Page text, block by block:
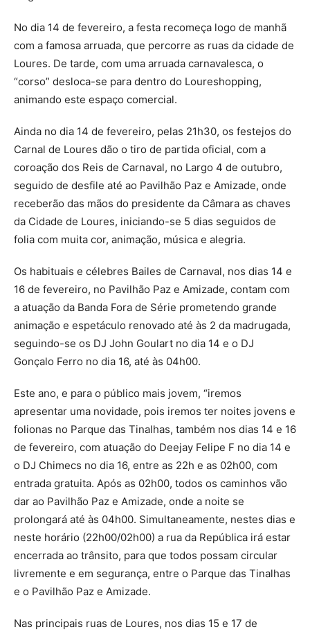
No dia 14 de fevereiro, a festa recomeça logo de manhã
com a famosa arruada, que percorre as ruas da cidade de
Loures. De tarde, com uma arruada carnavalesca, o
“corso” desloca-se para dentro do Loureshopping,
animando este espaço comercial.
Ainda no dia 14 de fevereiro, pelas 21h30, os festejos do
Carnal de Loures dão o tiro de partida oficial, com a
coroação dos Reis de Carnaval, no Largo 4 de outubro,
seguido de desfile até ao Pavilhão Paz e Amizade, onde
receberão das mãos do presidente da Câmara as chaves
da Cidade de Loures, iniciando-se 5 dias seguidos de
folia com muita cor, animação, música e alegria.
Os habituais e célebres Bailes de Carnaval, nos dias 14 e
16 de fevereiro, no Pavilhão Paz e Amizade, contam com
a atuação da Banda Fora de Série prometendo grande
animação e espetáculo renovado até às 2 da madrugada,
seguindo-se os DJ John Goulart no dia 14 e o DJ
Gonçalo Ferro no dia 16, até às 04h00.
Este ano, e para o público mais jovem, “iremos
apresentar uma novidade, pois iremos ter noites jovens e
folionas no Parque das Tinalhas, também nos dias 14 e 16
de fevereiro, com atuação do Deejay Felipe F no dia 14 e
o DJ Chimecs no dia 16, entre as 22h e as 02h00, com
entrada gratuita. Após as 02h00, todos os caminhos vão
dar ao Pavilhão Paz e Amizade, onde a noite se
prolongará até às 04h00. Simultaneamente, nestes dias e
neste horário (22h00/02h00) a rua da República irá estar
encerrada ao trânsito, para que todos possam circular
livremente e em segurança, entre o Parque das Tinalhas
e o Pavilhão Paz e Amizade.
Nas principais ruas de Loures, nos dias 15 e 17 de